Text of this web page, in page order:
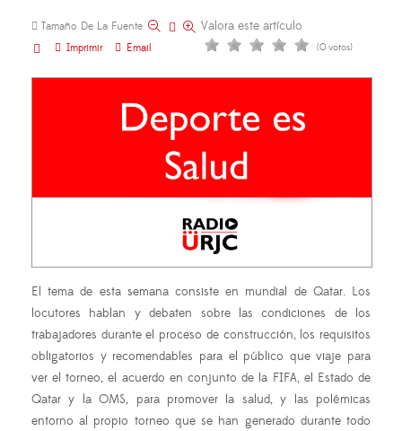
Tamaño De La Fuente
Imprimir
Email
Valora este artículo
(0 votos)
El tema de esta semana consiste en mundial de Qatar. Los
locutores hablan y debaten sobre las condiciones de los
trabajadores durante el proceso de construcción, los requisitos
obligatorios y recomendables para el público que viaje para
ver el torneo, el acuerdo en conjunto de la FIFA, el Estado de
Qatar y la OMS, para promover la salud, y las polémicas
entorno al propio torneo que se han generado durante todo